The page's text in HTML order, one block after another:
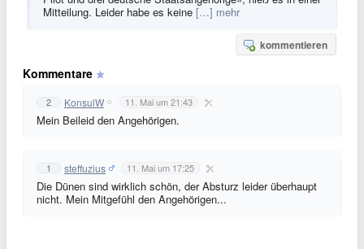
Mitteilung. Leider habe es keine […] mehr
kommentieren
Kommentare
2 KonsulW 11. Mai um 21:43
Mein Beileid den Angehörigen.
1 steffuzius 11. Mai um 17:25
Die Dünen sind wirklich schön, der Absturz leider überhaupt
nicht. Mein Mitgefühl den Angehörigen...